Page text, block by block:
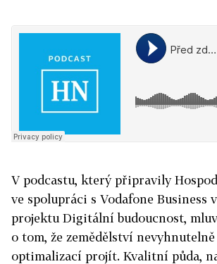
V podcastu, který připravily
ve spolupráci s Vodafone Business
projektu Digitální budoucnost,
o tom, že zemědělství
optimalizací projít. Kvalitní půda,